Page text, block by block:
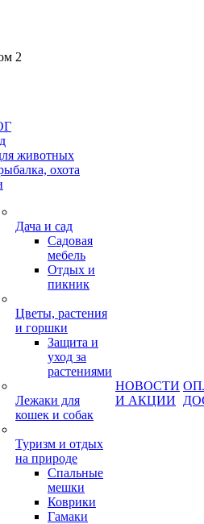
2
животных
охота
Дача и сад
Садовая
мебель
Отдых и
пикник
Цветы, растения
и горшки
Защита и
уход за
растениями
Лежаки для
кошек и собак
Туризм и отдых
на природе
Спальные
мешки
Коврики
Гамаки
НОВОСТИ
И АКЦИИ